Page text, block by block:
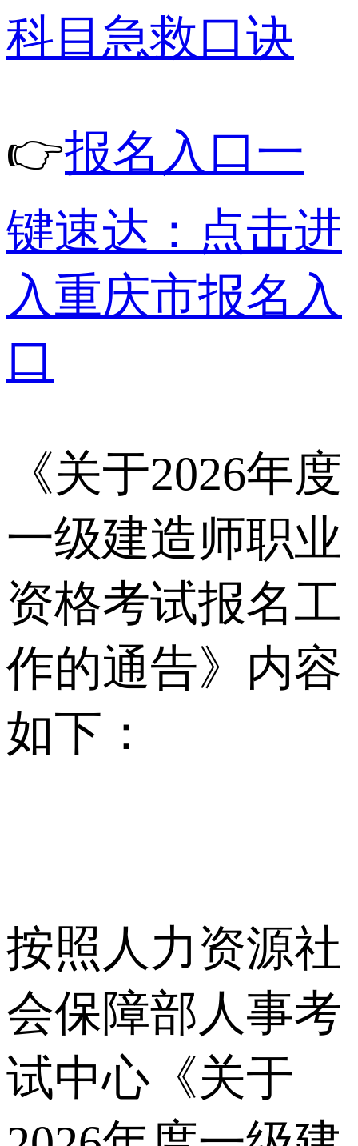
科目急救口诀
👉报名入口一
键速达：点击进
入重庆市报名入
口
《关于2026年度
一级建造师职业
资格考试报名工
作的通告》内容
如下：
按照人力资源社
会保障部人事考
试中心《关于